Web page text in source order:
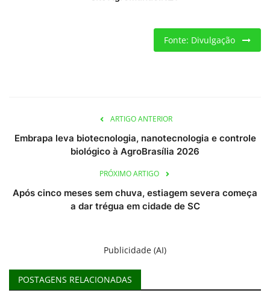
Fonte: Divulgação
ARTIGO ANTERIOR
Embrapa leva biotecnologia, nanotecnologia e controle
biológico à AgroBrasília 2026
PRÓXIMO ARTIGO
Após cinco meses sem chuva, estiagem severa começa
a dar trégua em cidade de SC
Publicidade (AI)
POSTAGENS RELACIONADAS